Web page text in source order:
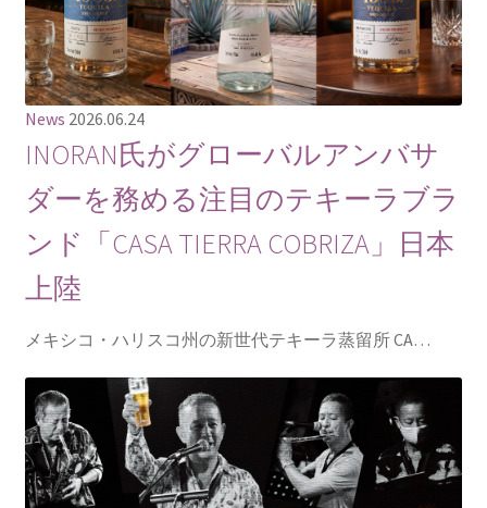
News 2026.06.24
INORAN氏がグローバルアンバサ
ダーを務める注目のテキーラブラ
ンド「CASA TIERRA COBRIZA」日本
上陸
メキシコ・ハリスコ州の新世代テキーラ蒸留所 CA…